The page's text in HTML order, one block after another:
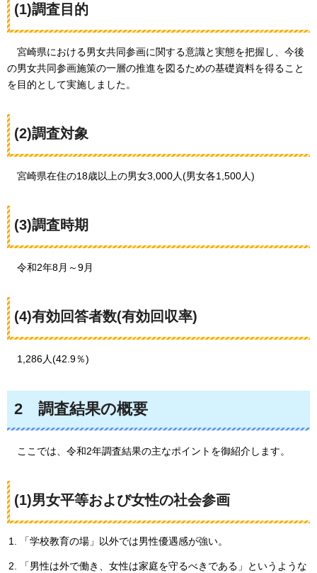
(1)調査目的
宮崎県における男女共同参画に関する意識と実態を把握し、今後
の男女共同参画施策の一層の推進を図るための基礎資料を得ること
を目的として実施しました。
(2)調査対象
宮崎県在住の18歳以上の男女3,000人(男女各1,500人)
(3)調査時期
令和2年8月～9月
(4)有効回答者数(有効回収率)
1,286人(42.9％)
2 調査結果の概要
ここでは 、令和2年調査結果の主なポイントを御紹介します。
(1)男女平等および女性の社会参画
「学校教育の場」以外では男性優遇感が強い。
「男性は外で働き、女性は家庭を守るべきである」というような